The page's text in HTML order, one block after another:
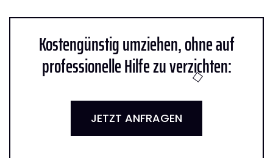
Kostengünstig umziehen, ohne auf
professionelle Hilfe zu verzichten:
JETZT ANFRAGEN